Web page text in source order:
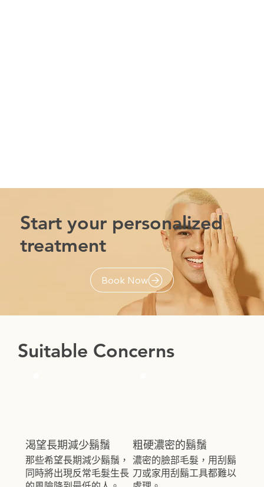
Start your personalized
treatment
Book Now
渴望長期減少鬍鬚
那些希望長期減少鬍鬚，
同時將出現反常毛髮生長
粗硬濃密的鬍鬚
濃密的臉部毛髮，用刮鬍
刀或家用刮鬍工具都難以
Suitable Concerns